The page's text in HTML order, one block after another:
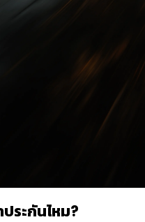
ระกันไหม?